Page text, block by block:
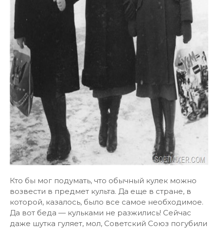
Кто бы мог подумать, что обычный кулек можно
возвести в предмет культа. Да еще в стране, в
которой, казалось, было все самое необходимое.
Да вот беда — кульками не разжились! Сейчас
даже шутка гуляет, мол, Советский Союз погубили